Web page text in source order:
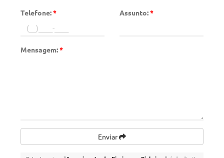
Telefone:* Assunto:*
Mensagem:*
Enviar